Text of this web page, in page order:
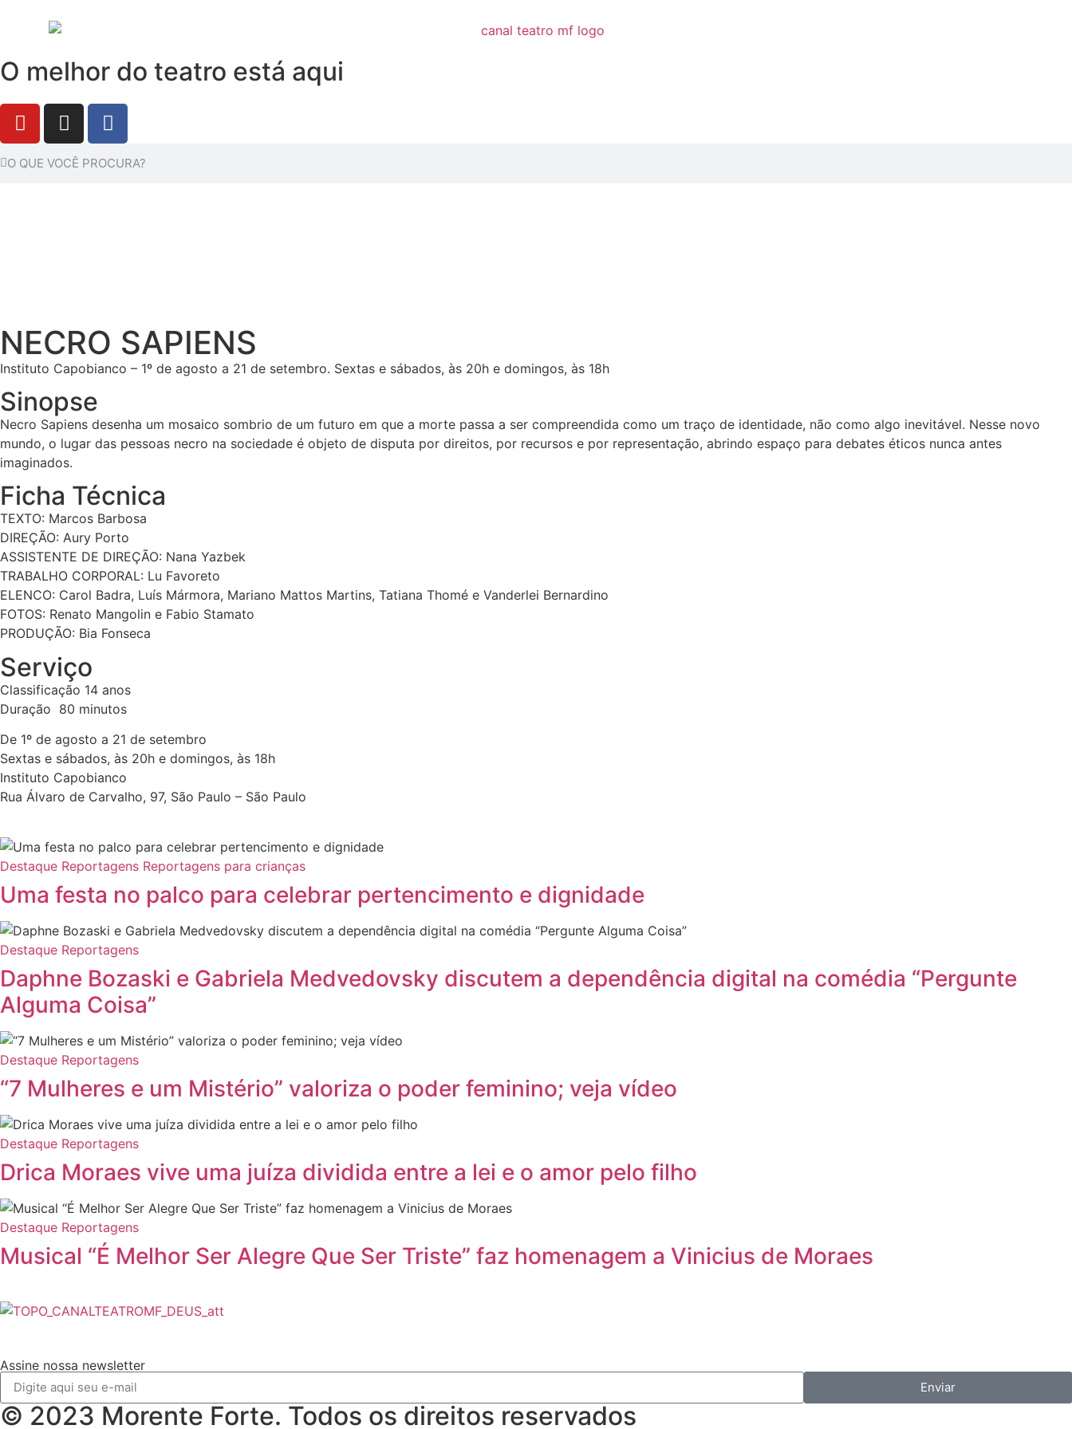
O melhor do teatro está aqui
NECRO SAPIENS
Instituto Capobianco – 1º de agosto a 21 de setembro. Sextas e sábados, às 20h e domingos, às 18h
Sinopse
Necro Sapiens desenha um mosaico sombrio de um futuro em que a morte passa a ser compreendida como um traço de identidade, não como algo inevitável. Nesse novo
mundo, o lugar das pessoas necro na sociedade é objeto de disputa por direitos, por recursos e por representação, abrindo espaço para debates éticos nunca antes
imaginados.
Ficha Técnica
TEXTO: Marcos Barbosa
DIREÇÃO: Aury Porto
ASSISTENTE DE DIREÇÃO: Nana Yazbek
TRABALHO CORPORAL: Lu Favoreto
ELENCO: Carol Badra, Luís Mármora, Mariano Mattos Martins, Tatiana Thomé e Vanderlei Bernardino
FOTOS: Renato Mangolin e Fabio Stamato
PRODUÇÃO: Bia Fonseca
Serviço
Classificação 14 anos
Duração 80 minutos
De 1º de agosto a 21 de setembro
Sextas e sábados, às 20h e domingos, às 18h
Instituto Capobianco
Rua Álvaro de Carvalho, 97, São Paulo – São Paulo
Destaque Reportagens Reportagens para crianças
Uma festa no palco para celebrar pertencimento e dignidade
Destaque Reportagens
Daphne Bozaski e Gabriela Medvedovsky discutem a dependência digital na comédia “Pergunte
Alguma Coisa”
Destaque Reportagens
“7 Mulheres e um Mistério” valoriza o poder feminino; veja vídeo
Destaque Reportagens
Drica Moraes vive uma juíza dividida entre a lei e o amor pelo filho
Destaque Reportagens
Musical “É Melhor Ser Alegre Que Ser Triste” faz homenagem a Vinicius de Moraes
Assine nossa newsletter
Enviar
© 2023 Morente Forte. Todos os direitos reservados